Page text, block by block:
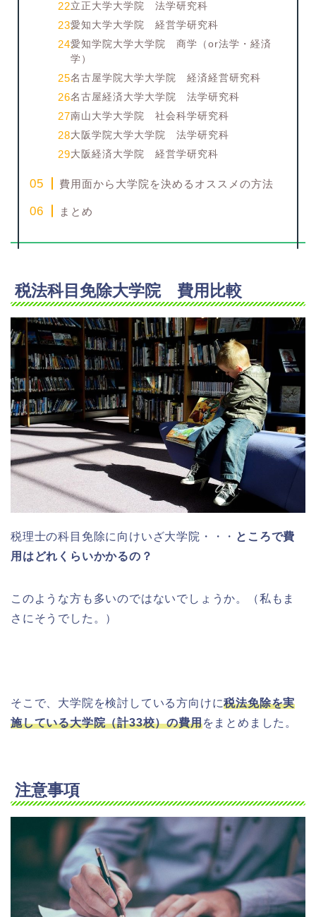
立正大学大学院 法学研究科
愛知大学大学院 経営学研究科
愛知学院大学大学院 商学（or法学・経済
学）
名古屋学院大学大学院 経済経営研究科
名古屋経済大学大学院 法学研究科
南山大学大学院 社会科学研究科
大阪学院大学大学院 法学研究科
大阪経済大学院 経営学研究科
費用面から大学院を決めるオススメの方法
まとめ
税法科目免除大学院 費用比較
税理士の科目免除に向けいざ大学院・・・ ところで費
用はどれくらいかかるの？
このような方も多いのではないでしょうか。（私もま
さにそうでした。）
そこで、大学院を検討している方向けに税法免除を実
施している大学院（計33校）の費用をまとめました。
注意事項